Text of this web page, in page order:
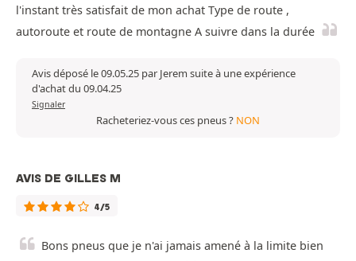
l'instant très satisfait de mon achat Type de route ,
autoroute et route de montagne A suivre dans la durée
Avis déposé le 09.05.25 par Jerem suite à une expérience
d'achat du 09.04.25
Signaler
Racheteriez-vous ces pneus ? NON
AVIS DE GILLES M
4/5
Bons pneus que je n'ai jamais amené à la limite bien